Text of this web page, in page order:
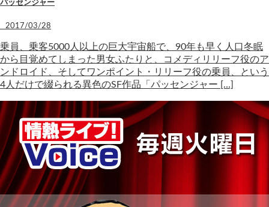
パッセンジャー
2017/03/28
乗員、乗客5000人以上の巨大宇宙船で、90年も早く人口冬眠
から目覚めてしまった男女ふたりと、コメディリリーフ役のア
ンドロイド、そしてワンポイント・リリーフ役の乗員、という
4人だけで綴られる異色のSF作品「パッセンジャー […]